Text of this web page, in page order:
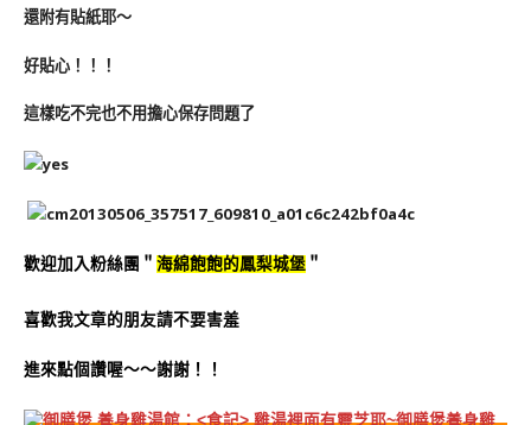
還附有貼紙耶～
好貼心！！！
這樣吃不完也不用擔心保存問題了
歡迎加入粉絲團＂ 海綿飽飽的鳳梨城堡 ＂
喜歡我文章的朋友請不要害羞
進來點個讚喔～～謝謝！！